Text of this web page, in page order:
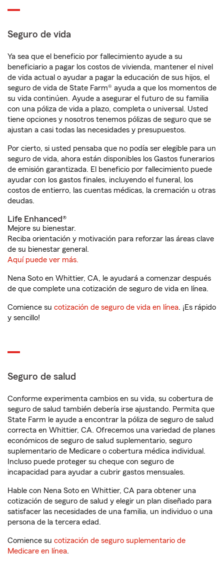
Seguro de vida
Ya sea que el beneficio por fallecimiento ayude a su
beneficiario a pagar los costos de vivienda, mantener el nivel
de vida actual o ayudar a pagar la educación de sus hijos, el
seguro de vida de State Farm® ayuda a que los momentos de
su vida continúen. Ayude a asegurar el futuro de su familia
con una póliza de vida a plazo, completa o universal. Usted
tiene opciones y nosotros tenemos pólizas de seguro que se
ajustan a casi todas las necesidades y presupuestos.
Por cierto, si usted pensaba que no podía ser elegible para un
seguro de vida, ahora están disponibles los Gastos funerarios
de emisión garantizada. El beneficio por fallecimiento puede
ayudar con los gastos finales, incluyendo el funeral, los
costos de entierro, las cuentas médicas, la cremación u otras
deudas.
Life Enhanced®
Mejore su bienestar.
Reciba orientación y motivación para reforzar las áreas clave
de su bienestar general.
Aquí puede ver más.
Nena Soto en Whittier, CA, le ayudará a comenzar después
de que complete una cotización de seguro de vida en línea.
Comience su cotización de seguro de vida en línea. ¡Es rápido
y sencillo!
Seguro de salud
Conforme experimenta cambios en su vida, su cobertura de
seguro de salud también debería irse ajustando. Permita que
State Farm le ayude a encontrar la póliza de seguro de salud
correcta en Whittier, CA. Ofrecemos una variedad de planes
económicos de seguro de salud suplementario, seguro
suplementario de Medicare o cobertura médica individual.
Incluso puede proteger su cheque con seguro de
incapacidad para ayudar a cubrir gastos mensuales.
Hable con Nena Soto en Whittier, CA para obtener una
cotización de seguro de salud y elegir un plan diseñado para
satisfacer las necesidades de una familia, un individuo o una
persona de la tercera edad.
Comience su cotización de seguro suplementario de
Medicare en línea.